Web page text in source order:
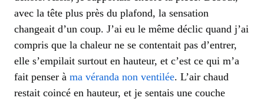
avec la tête plus près du plafond, la sensation
changeait d’un coup. J’ai eu le même déclic quand j’ai
compris que la chaleur ne se contentait pas d’entrer,
elle s’empilait surtout en hauteur, et c’est ce qui m’a
fait penser à ma véranda non ventilée. L’air chaud
restait coincé en hauteur, et je sentais une couche